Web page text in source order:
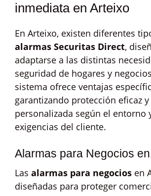
inmediata en Arteixo
En Arteixo, existen diferentes
alarmas Securitas Direct,
adaptarse a las distintas
seguridad de hogares y
sistema ofrece ventajas
garantizando protección eficaz y
personalizada según el entorno
exigencias del cliente.
Alarmas para Negocios
Las alarmas para negocios en
diseñadas para proteger